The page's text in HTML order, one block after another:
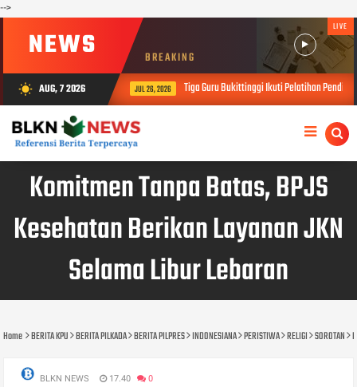
-->
NEWS BREAKING
LIVE
wb_sunny AUG, 7 2026 JUL 26, 2026 Tiga Guru Bukittinggi Ikuti Pelatihan Pendidikan Sains
Komitmen Tanpa Batas, BPJS
Kesehatan Berikan Layanan JKN
Selama Libur Lebaran
Home BERITA KPU BERITA PILKADA BERITA PILPRES INDONESIANA PERISTIWA RELIGI SOROTAN
BLKN NEWS 17.40 0